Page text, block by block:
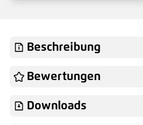
Beschreibung
Bewertungen
Downloads